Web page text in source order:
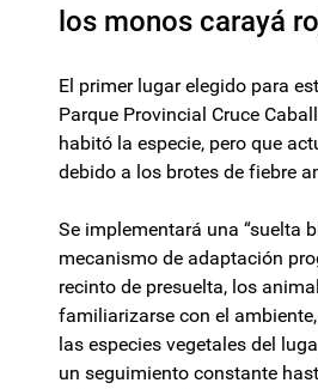
los monos carayá
El primer lugar elegido para
Parque Provincial Cruce
habitó la especie, pero que
debido a los brotes de fiebre
Se implementará una “suelta
mecanismo de adaptación
recinto de presuelta, los
familiarizarse con el
las especies vegetales del
un seguimiento constante